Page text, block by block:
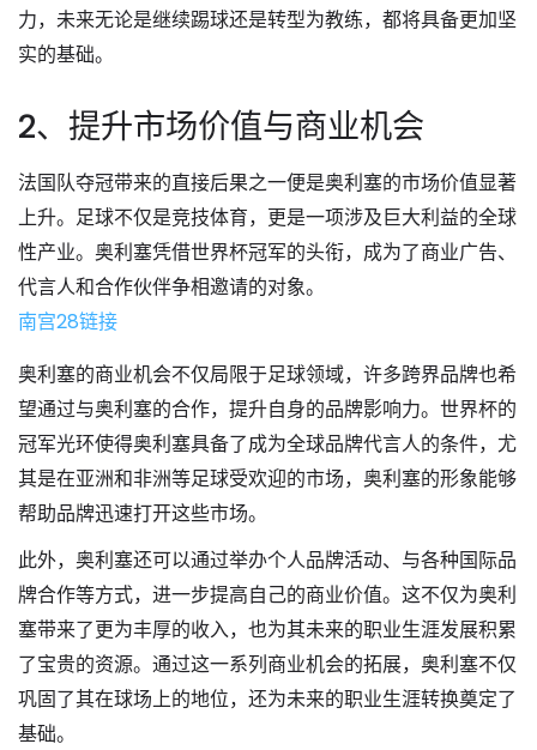
力，未来无论是继续踢球还是转型为教练，都将具备更加坚
实的基础。
2、提升市场价值与商业机会
法国队夺冠带来的直接后果之一便是奥利塞的市场价值显著
上升。足球不仅是竞技体育，更是一项涉及巨大利益的全球
性产业。奥利塞凭借世界杯冠军的头衔，成为了商业广告、
代言人和合作伙伴争相邀请的对象。
南宫28链接
奥利塞的商业机会不仅局限于足球领域，许多跨界品牌也希
望通过与奥利塞的合作，提升自身的品牌影响力。世界杯的
冠军光环使得奥利塞具备了成为全球品牌代言人的条件，尤
其是在亚洲和非洲等足球受欢迎的市场，奥利塞的形象能够
帮助品牌迅速打开这些市场。
此外，奥利塞还可以通过举办个人品牌活动、与各种国际品
牌合作等方式，进一步提高自己的商业价值。这不仅为奥利
塞带来了更为丰厚的收入，也为其未来的职业生涯发展积累
了宝贵的资源。通过这一系列商业机会的拓展，奥利塞不仅
巩固了其在球场上的地位，还为未来的职业生涯转换奠定了
基础。